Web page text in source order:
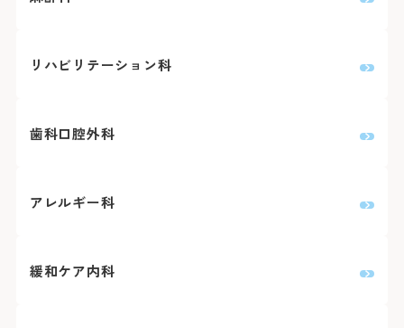
リハビリテーション科
歯科口腔外科
アレルギー科
緩和ケア内科